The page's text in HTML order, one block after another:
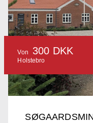
Von 300 DKK
Holstebro